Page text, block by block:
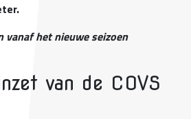
.
vanaf het nieuwe seizoen
van de COVS